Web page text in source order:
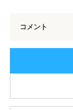
コメント